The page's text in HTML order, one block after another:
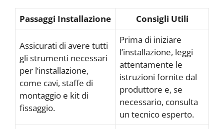
Passaggi Installazione Consigli Utili
Assicurati di avere tutti
gli strumenti necessari
per l’installazione,
come cavi, staffe di
montaggio e kit di
fissaggio.
Prima di iniziare
l’installazione, leggi
attentamente le
istruzioni fornite dal
produttore e, se
necessario, consulta
un tecnico esperto.